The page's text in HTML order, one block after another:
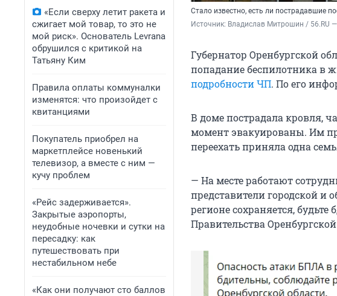
«Если сверху летит ракета и
сжигает мой товар, то это не
мой риск». Основатель Levrana
обрушился с критикой на
Татьяну Ким
Правила оплаты коммуналки
изменятся: что произойдет с
квитанциями
Покупатель приобрел на
маркетплейсе новенький
телевизор, а вместе с ним —
кучу проблем
«Рейс задерживается».
Закрытые аэропорты,
неудобные ночевки и сутки на
пересадку: как
путешествовать при
нестабильном небе
«Как они получают сто баллов
Стало известно, есть ли пострадавшие
Источник: Владислав Митрошин / 56.RU
Губернатор Оренбургской
попадание беспилотника в
подробности ЧП. По его
В доме пострадала кровля,
момент эвакуированы. Им
переехать приняла одна
— На месте работают
представители городской и
регионе сохраняется,
Правительства